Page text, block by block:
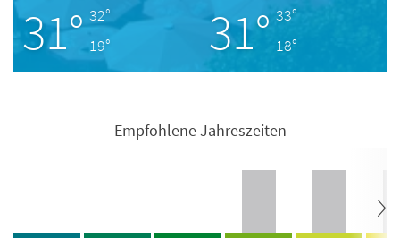
31° 32°
19°
31° 33°
18°
Empfohlene Jahreszeiten